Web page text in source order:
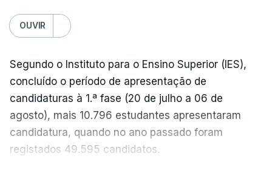
c/Lusa
OUVIR
Segundo o Instituto para o Ensino Superior (IES),
concluído o período de apresentação de
candidaturas à 1.ª fase (20 de julho a 06 de
agosto), mais 10.796 estudantes apresentaram
candidatura, quando no ano passado foram
registados 49.595 candidatos.